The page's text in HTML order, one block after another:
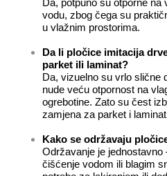
vodu, zbog čega su
u vlažnim prostorima.
Da li pločice imitacija
parket ili laminat?
Da, vizuelno su vrlo slične
nude veću otpornost na
ogrebotine. Zato su čest
zamjena za parket i
Kako se održavaju
Održavanje je jednostavno
čišćenje vodom ili blagim